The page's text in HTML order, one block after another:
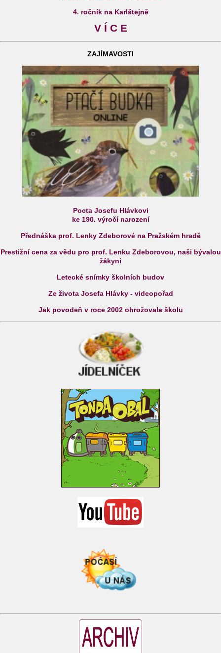
4. ročník na Karlštejně
V Í C E
ZAJÍMAVOSTI
Pocta Josefu Hlávkovi
ke 190. výročí narození
Přednáška prof. Lenky Zdeborové na Pražském hradě
Prestižní cena za vědu pro prof. Lenku Zdeborovou, naši bývalou
žákyni
Letecké snímky školních budov
Ze života Josefa Hlávky - videopořad
Jak povodeň v roce 2002 ohrožovala školu